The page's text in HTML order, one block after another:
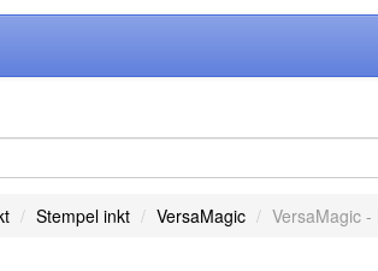
Stempel inkt VersaMagic VersaMagic